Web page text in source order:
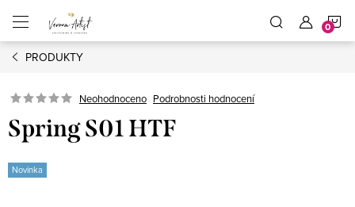
obsah
PRODUKTY
Neohodnoceno Podrobnosti hodnocení
Spring S01 HTF
Novinka